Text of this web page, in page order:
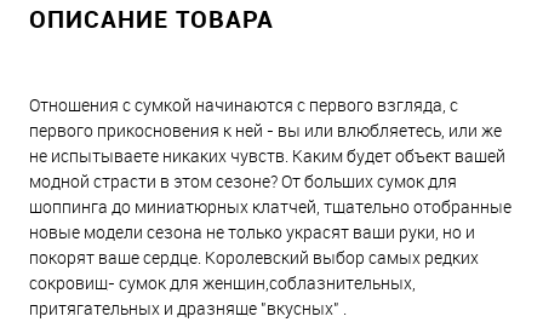
ОПИСАНИЕ ТОВАРА
Отношения с сумкой начинаются с первого взгляда, с
первого прикосновения к ней - вы или влюбляетесь, или же
не испытываете никаких чувств. Каким будет объект вашей
модной страсти в этом сезоне? От больших сумок для
шоппинга до миниатюрных клатчей, тщательно отобранные
новые модели сезона не только украсят ваши руки, но и
покорят ваше сердце. Королевский выбор самых редких
сокровищ- сумок для женщин,соблазнительных,
притягательных и дразняще "вкусных" .